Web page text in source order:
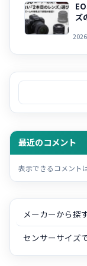
ズ
検索
最近のコメント
表示できるコメント
メーカーから探
センサーサイズ